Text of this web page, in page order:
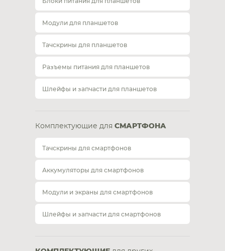
Модули для планшетов
Тачскрины для планшетов
Разъемы питания для планшетов
Шлейфы и запчасти для планшетов
Комплектующие для СМАРТФОНА
Тачскрины для смартфонов
Аккумуляторы для смартфонов
Модули и экраны для смартфонов
Шлейфы и запчасти для смартфонов